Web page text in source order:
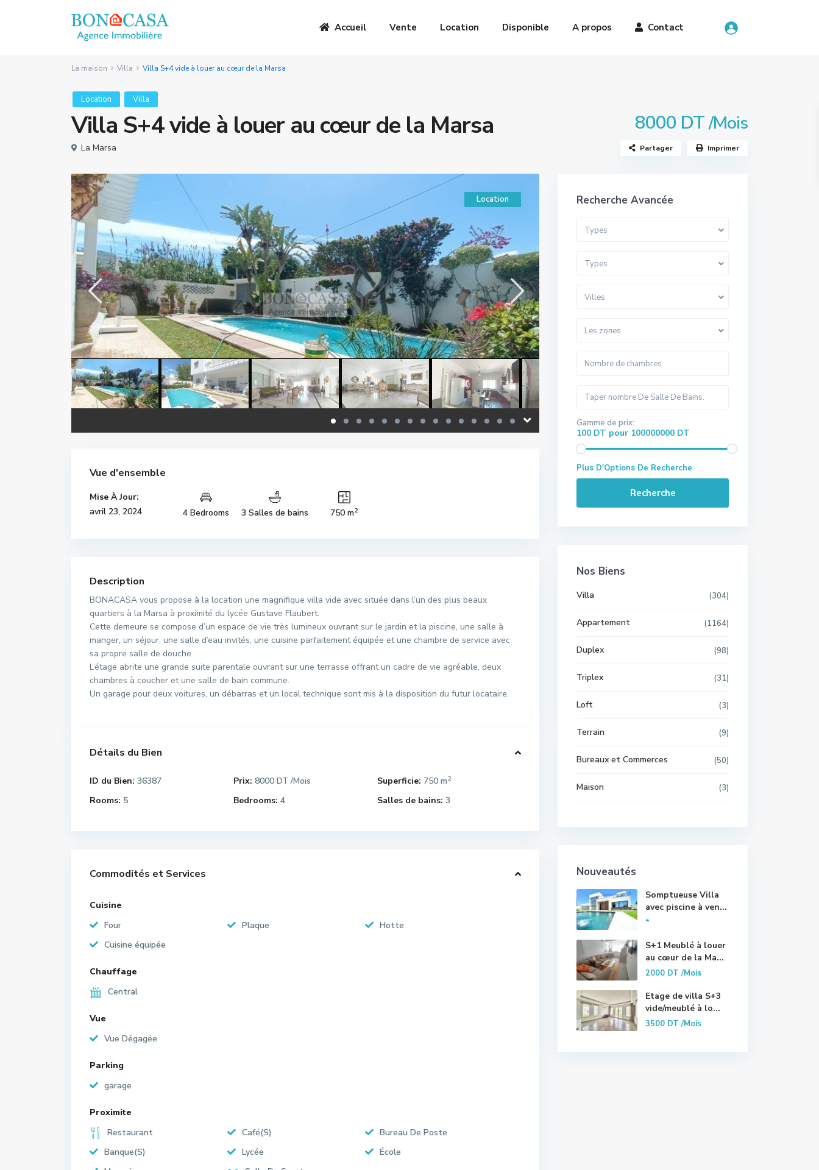
Accueil Vente Location Disponible A propos Contact
La maison Villa Villa S+4 vide à louer au cœur de la Marsa
Location Villa
Villa S+4 vide à louer au cœur de la Marsa 8000 DT/Mois
La Marsa Partager Imprimer
Location
Vue d'ensemble
Mise À Jour:
avril 23, 2024
4 Bedrooms 3 Salles de bains 750 m2
Description
BONACASA vous propose à la location une magnifique villa vide avec située dans l’un des plus beaux
quartiers à la Marsa à proximité du lycée Gustave Flaubert.
Cette demeure se compose d’un espace de vie très lumineux ouvrant sur le jardin et la piscine, une salle à
manger, un séjour, une salle d’eau invités, une cuisine parfaitement équipée et une chambre de service avec
sa propre salle de douche.
L’étage abrite une grande suite parentale ouvrant sur une terrasse offrant un cadre de vie agréable, deux
chambres à coucher et une salle de bain commune.
Un garage pour deux voitures, un débarras et un local technique sont mis à la disposition du futur locataire.
Détails du Bien
ID du Bien: 36387 Prix: 8000 DT /Mois Superficie: 750 m2
Rooms: 5 Bedrooms: 4 Salles de bains: 3
Commodités et Services
Cuisine
Four
Plaque
Hotte
Cuisine équipée
Chauffage
Central
Vue
Vue Dégagée
Parking
garage
Proximite
Restaurant
Café(S)
Bureau De Poste
Banque(S)
Lycée
École
Recherche Avancée
Types
Types
Villes
Les zones
Gamme de prix:
100 DT pour 100000000 DT
Plus D'Options De Recherche
Recherche
Nos Biens
Villa (304)
Appartement (1164)
Duplex (98)
Triplex (31)
Loft (3)
Terrain (9)
Bureaux et Commerces (50)
Maison (3)
Nouveautés
Somptueuse Villa
avec piscine à ven...
*
S+1 Meublé à louer
au cœur de la Ma...
2000 DT/Mois
Etage de villa S+3
vide/meublé à lo...
3500 DT/Mois